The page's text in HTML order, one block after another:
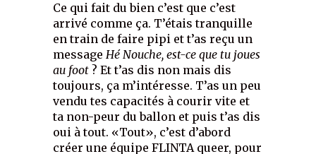
Ce qui fait du bien c’est que c’est
arrivé comme ça. T’étais tranquille
en train de faire pipi et t’as reçu un
messageHé Nouche, est-ce que tu joues
au foot ? Et t’as dis non mais dis
toujours, ça m’intéresse. T’as un peu
vendu tes capacités à courir vite et
ta non-peur du ballon et puis t’as dis
oui à tout. «Tout», c’est d’abord
créer une équipe FLINTA queer, pour